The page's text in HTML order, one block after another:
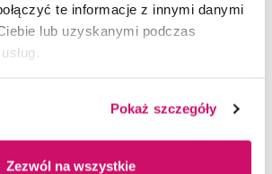
te informacje z innymi danymi
lub uzyskanymi podczas
Pokaż szczegóły
Zezwól na wszystkie
rekrutacji